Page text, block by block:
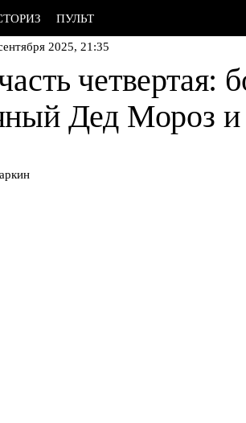
ПУЛЬТ
2025, 21:35
четвертая:
Дед Мороз и